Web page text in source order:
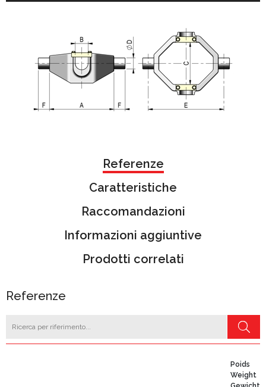
Referenze
Caratteristiche
Raccomandazioni
Informazioni aggiuntive
Prodotti correlati
Referenze
Poids
Weight